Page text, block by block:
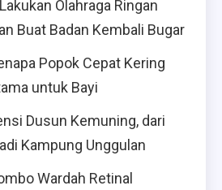
Olahraga Ringan
Buat Badan Kembali Bugar
Popok Cepat Kering
untuk Bayi
Dusun Kemuning, dari
Kampung Unggulan
Wardah Retinal